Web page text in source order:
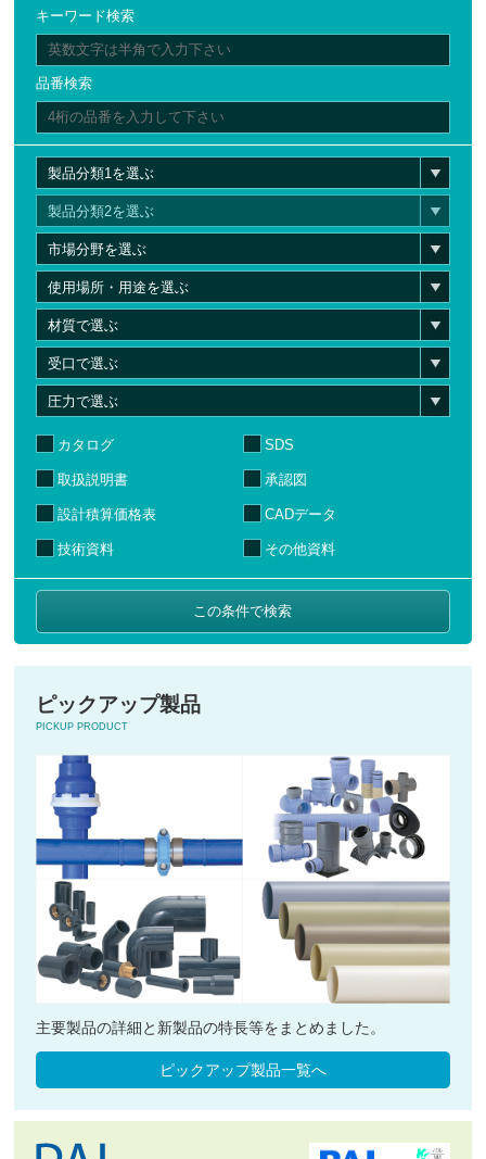
キーワード検索
品番検索
カタログ SDS
取扱説明書 承認図
設計積算価格表 CADデータ
技術資料 その他資料
ピックアップ製品
PICKUP PRODUCT
主要製品の詳細と新製品の特長等をまとめました。
ピックアップ製品一覧へ